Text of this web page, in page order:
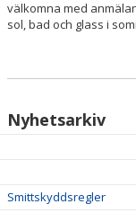
välkomna med
sol, bad och glass i
Nyhetsarkiv
Smittskyddsregler